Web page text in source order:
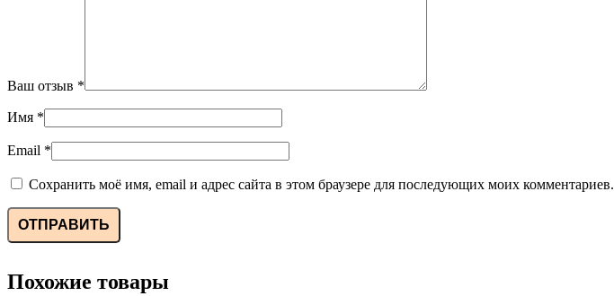
Ваш отзыв *
Имя *
Email *
Сохранить моё имя, email и адрес сайта в этом браузере для последующих моих комментариев.
Похожие товары